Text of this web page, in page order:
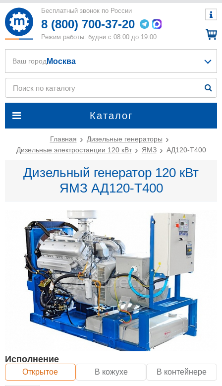
Бесплатный звонок по России
8 (800) 700-37-20
Режим работы: будни с 08:00 до 19:00
Каталог
Ваш город Москва
Главная
Дизельные генераторы
Дизельные электростанции 120 кВт
ЯМЗ АД120-T400
Дизельный генератор 120 кВт
ЯМЗ АД120-T400
Исполнение
Открытое В кожухе В контейнере